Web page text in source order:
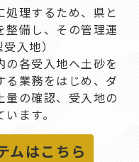
理するため、県と
整備し、その管理運
入地）
の各受入地へ土砂を
る業務をはじめ、ダ
量の確認、受入地の
ます。
ムはこちら